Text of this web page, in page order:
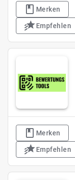
Merken
Empfehlen
Merken
Empfehlen